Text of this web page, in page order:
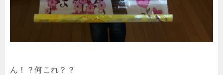
ん！？何これ？？